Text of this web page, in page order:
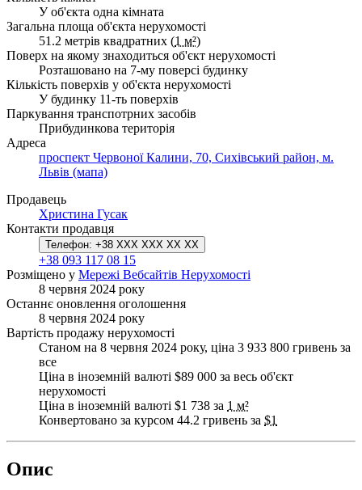
У об'єкта одна кімната
Загальна площа об'єкта нерухомості
51.2 метрів квадратних (1 м²)
Поверх на якому знаходиться об'єкт нерухомості
Розташовано на 7-му поверсі будинку
Кількість поверхів у об'єкта нерухомості
У будинку 11-ть поверхів
Паркування транспотрних засобів
Прибудинкова територія
Адреса
проспект Червоної Калини, 70, Сихівський район, м.
Львів (мапа)
Продавець
Христина Гусак
Контакти продавця
Телефон: +38 XXX XXX XX XX
+38 093 117 08 15
Розміщено у Мережі Вебсайтів Нерухомості
8 червня 2024 року
Останнє оновлення оголошення
8 червня 2024 року
Вартість продажу нерухомості
Станом на 8 червня 2024 року, ціна 3 933 800 гривень за
все
Ціна в іноземній валюті $89 000 за весь об'єкт
нерухомості
Ціна в іноземній валюті $1 738 за 1 м²
Конвертовано за курсом 44.2 гривень за $1
Опис